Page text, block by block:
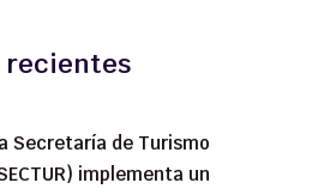
recientes
Secretaría de Turismo
implementa un